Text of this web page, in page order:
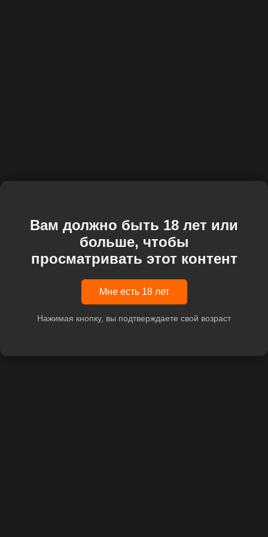
Вам должно быть 18 лет или
больше, чтобы
просматривать этот контент
Мне есть 18 лет
Нажимая кнопку, вы подтверждаете свой возраст